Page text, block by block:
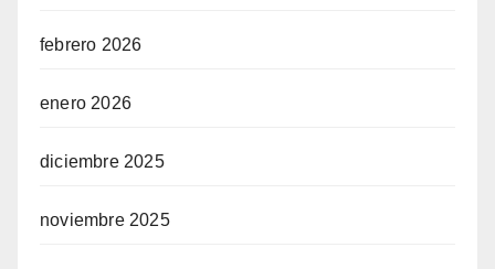
febrero 2026
enero 2026
diciembre 2025
noviembre 2025